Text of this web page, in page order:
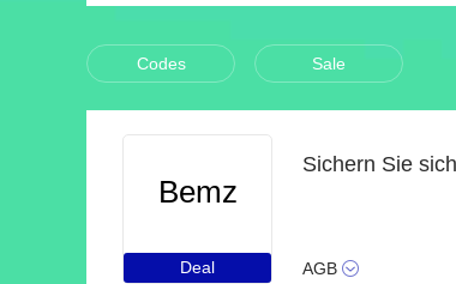
Codes Sale
Bemz
Deal
Sichern Sie
AGB